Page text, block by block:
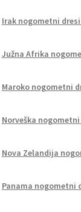
Irak nogometni dresi
Južna Afrika
Maroko nogometni
Norveška nogometni
Nova Zelandija
Panama nogometni